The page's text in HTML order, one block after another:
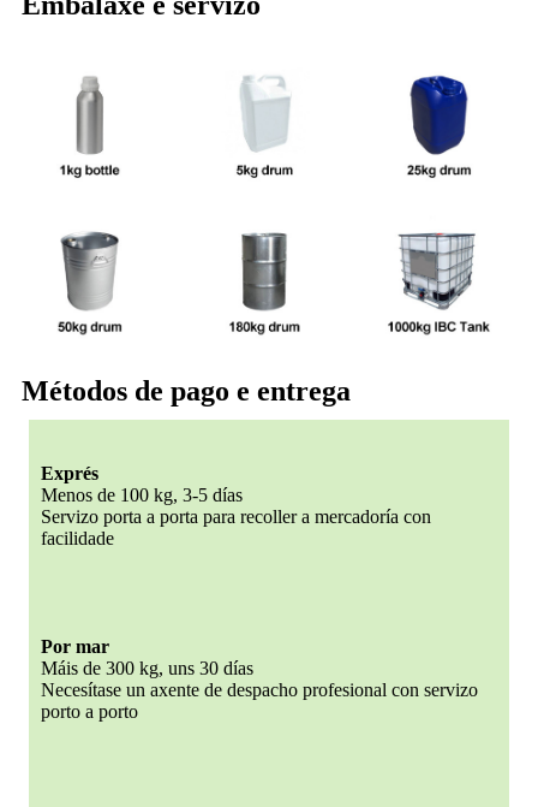
Métodos de pago e entrega
Exprés
Menos de 100 kg, 3-5 días
Servizo porta a porta para recoller a mercadoría con
facilidade
Por mar
Máis de 300 kg, uns 30 días
Necesítase un axente de despacho profesional con servizo
porto a porto